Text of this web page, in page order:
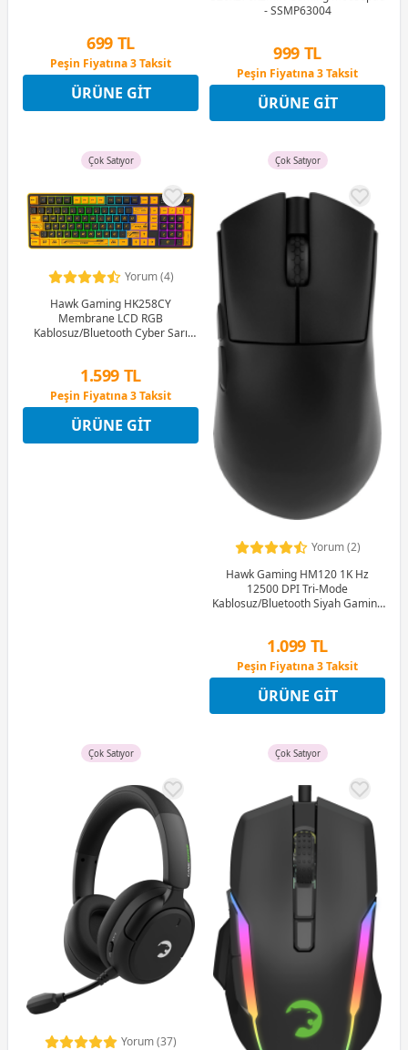
699 TL
Peşin Fiyatına 3 Taksit
12 Ay x 82 TL taksitle
Peşin Fiyatına 3 Taksit
ÜRÜNE GIT
- SSMP63004
999 TL
Peşin Fiyatına 3 Taksit
12 Ay x 118 TL taksitle
Peşin Fiyatına 3 Taksit
ÜRÜNE GIT
Çok Satıyor
Yorum (4)
Hawk Gaming HK258CY
Membrane LCD RGB
Kablosuz/Bluetooth Cyber Sarı
1.599 TL
Peşin Fiyatına 3 Taksit
12 Ay x 188 TL taksitle
Peşin Fiyatına 3 Taksit
ÜRÜNE GIT
Çok Satıyor
Yorum (2)
Hawk Gaming HM120 1K Hz
12500 DPI Tri-Mode
Kablosuz/Bluetooth Siyah Gaming
1.099 TL
Peşin Fiyatına 3 Taksit
12 Ay x 129 TL taksitle
Peşin Fiyatına 3 Taksit
ÜRÜNE GIT
Çok Satıyor
Yorum (37)
Çok Satıyor